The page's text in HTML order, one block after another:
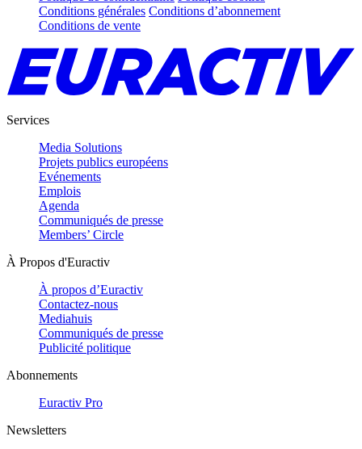
Conditions générales Conditions d’abonnement
Conditions de vente
Services
Media Solutions
Projets publics européens
Evénements
Emplois
Agenda
Communiqués de presse
Members’ Circle
À Propos d'Euractiv
À propos d’Euractiv
Contactez-nous
Mediahuis
Communiqués de presse
Publicité politique
Abonnements
Euractiv Pro
Newsletters